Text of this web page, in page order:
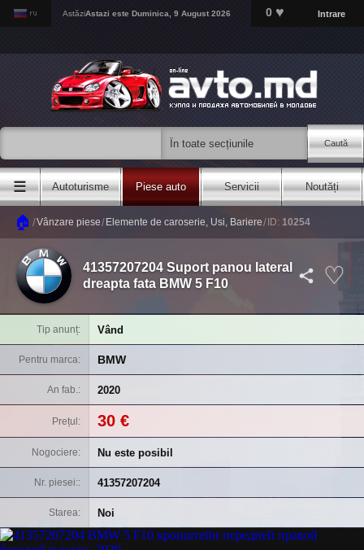
AstăziAstazi este Duminica, 9 August 2026 0 ♥ Intrare
Caută
☰ Autoturisme Piese auto Servicii Noutăți
🏠 /Vânzare piese/ Elemente de caroserie, Usi, Bariere/ ID: 10254
41357207204 Suport panou lateral
dreapta fata BMW 5 F10
Tip anunț Vând
Pentru marca BMW
An fab. 2020
Prețul 30 €
Nogociere Nu este posibil
Nr. piesei: 41357207204
Starea Noi